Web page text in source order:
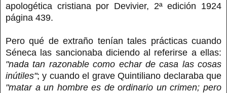
apologética cristiana por Devivier, 2ª edición 1924
página 439.
Pero qué de extraño tenían tales prácticas cuando
Séneca las sancionaba diciendo al referirse a ellas:
"nada tan razonable como echar de casa las cosas
inútiles"; y cuando el grave Quintiliano declaraba que
"matar a un hombre es de ordinario un crimen; pero